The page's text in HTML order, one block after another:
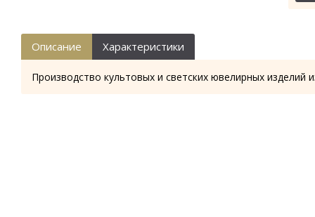
Описание Характеристики
Производство культовых и светских ювелирных изделий